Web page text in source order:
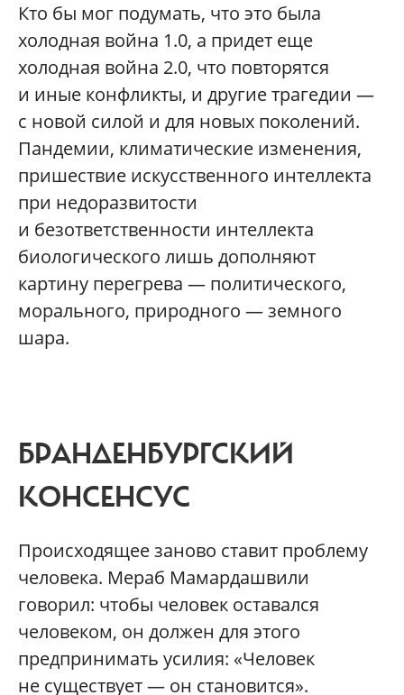
Кто бы мог подумать, что это была
холодная вой­на 1.0, а придет еще
холодная вой­на 2.0, что повторятся
и иные конфликты, и другие трагедии —
с новой силой и для новых поколений.
Пандемии, климатические изменения,
пришествие искусственного интеллекта
при недоразвитости
и безответственности интеллекта
биологического лишь дополняют
картину перегрева — политического,
морального, природного — земного
шара.
БРАНДЕНБУРГСКИЙ
КОНСЕНСУС
Происходящее заново ставит проблему
человека. Мераб Мамардашвили
говорил: чтобы человек оставался
человеком, он должен для этого
предпринимать усилия: «Человек
не существует — он становится».